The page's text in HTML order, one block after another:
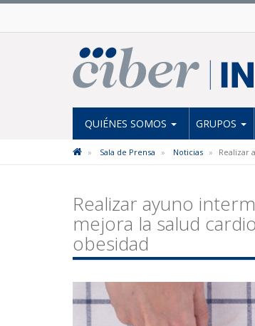
QUIÉNES SOMOS GRUPOS
Sala de Prensa Noticias Realizar
Realizar ayuno
mejora la salud
obesidad